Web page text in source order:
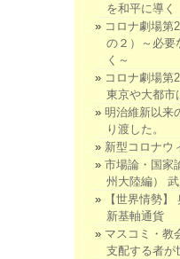
を和平に導く
コロナ劇場第
の２）～必要
く～
コロナ劇場第
東京や大都市
明治維新以来
り渡した。
新型コロナウ
市場論・国家
州大陸編）
【世界情勢】
新基軸通貨
マスコミ・教
支配する者が